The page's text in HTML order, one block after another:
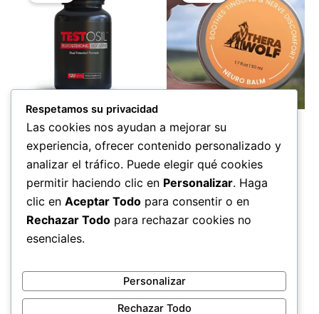
Adulto
Testosil
69,00€El
precio
original
era:
69,00 €.
49,00 €El
precio
actual
es:
49,00 €.
Comprar ahora
Salud
TheraWolf Neuro Balm
69,00 €El
precio
original
era:
69,00 €.
49,00€El
precio
actual
es:
49,00 €.
Comprar ahora
Respetamos su privacidad
Las cookies nos ayudan a mejorar su
experiencia, ofrecer contenido personalizado y
analizar el tráfico. Puede elegir qué cookies
permitir haciendo clic en Personalizar. Haga
clic en Aceptar Todo para consentir o en
Rechazar Todo para rechazar cookies no
esenciales.
Personalizar
Rechazar Todo